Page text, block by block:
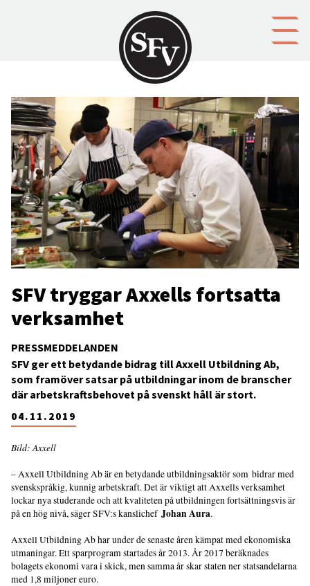
PRESSMEDDELANDEN
SFV tryggar Axxells fortsatta
verksamhet
04.11.2019
SFV ger ett betydande bidrag till Axxell Utbildning Ab,
som framöver satsar på utbildningar inom de branscher
där arbetskraftsbehovet på svenskt håll är stort.
Bild: Axxell
– Axxell Utbildning Ab är en betydande utbildningsaktör som bidrar med
svenskspråkig, kunnig arbetskraft. Det är viktigt att Axxells verksamhet
lockar nya studerande och att kvaliteten på utbildningen fortsättningsvis är
på en hög nivå, säger SFV:s kanslichef Johan Aura.
Axxell Utbildning Ab har under de senaste åren kämpat med ekonomiska
utmaningar. Ett sparprogram startades år 2013. År 2017 beräknades
bolagets ekonomi vara i skick, men samma år skar staten ner statsandelarna
med 1,8 miljoner euro.